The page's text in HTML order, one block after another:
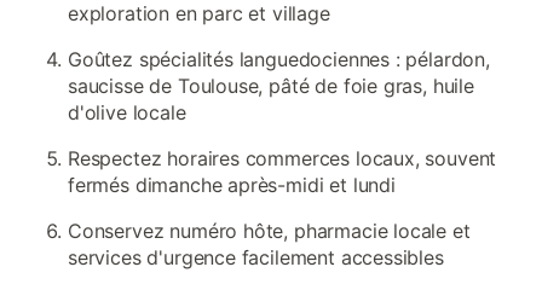
exploration en parc et village
Goûtez spécialités languedociennes : pélardon,
saucisse de Toulouse, pâté de foie gras, huile
d'olive locale
Respectez horaires commerces locaux, souvent
fermés dimanche après-midi et lundi
Conservez numéro hôte, pharmacie locale et
services d'urgence facilement accessibles